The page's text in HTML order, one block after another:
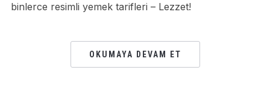
binlerce resimli yemek tarifleri – Lezzet!
OKUMAYA DEVAM ET